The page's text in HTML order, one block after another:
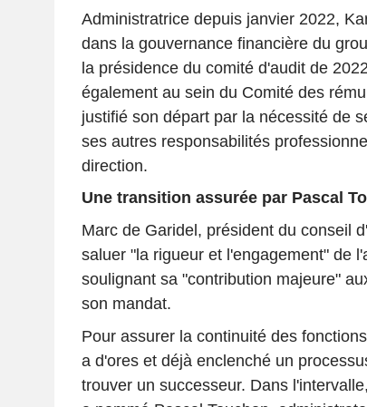
Administratrice depuis janvier 2022,
dans la gouvernance financière du
la présidence du comité d'audit de
également au sein du Comité des
justifié son départ par la nécessité de
ses autres responsabilités
direction.
Une transition assurée par Pascal
Marc de Garidel, président du conseil
saluer "la rigueur et l'engagement" de
soulignant sa "contribution majeure"
son mandat.
Pour assurer la continuité des
a d'ores et déjà enclenché un
trouver un successeur. Dans